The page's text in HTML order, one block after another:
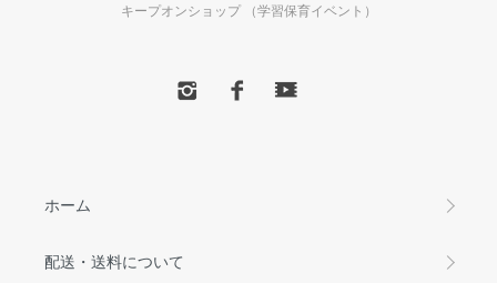
キープオンショップ （学習保育イベント）
ホーム
配送・送料について